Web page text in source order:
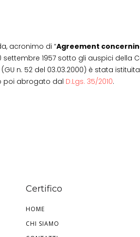
acronimo di “Agreement
1957 sotto gli auspici della
n. 52 del 03.03.2000) è stata
poi abrogato dal D.Lgs. 35/2010.
Certifico
HOME
CHI SIAMO